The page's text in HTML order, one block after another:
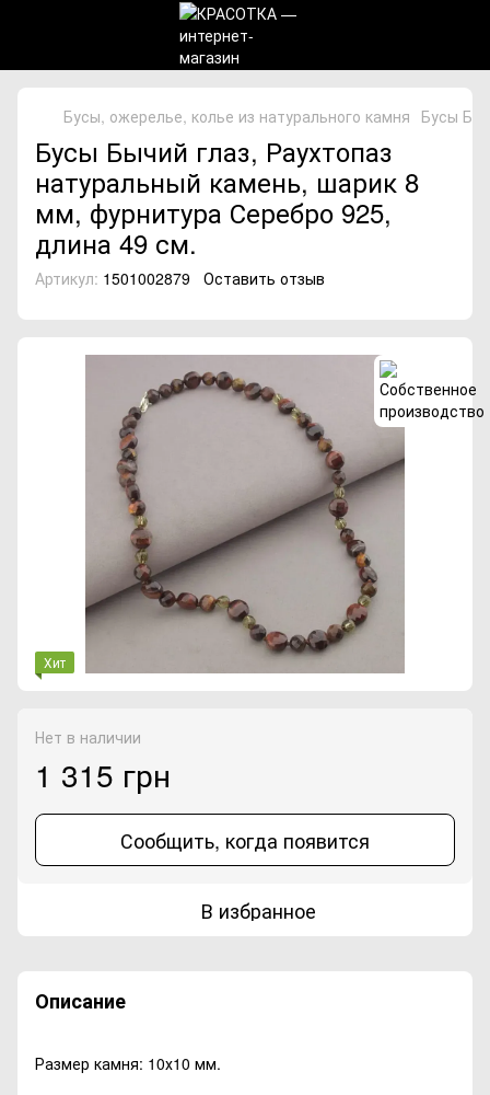
Бусы, ожерелье, колье из натурального камня Бусы
Бусы Бычий глаз, Раухтопаз
натуральный камень, шарик 8
мм, фурнитура Серебро 925,
длина 49 см.
Артикул: 1501002879 Оставить отзыв
Хит
Нет в наличии
1 315 грн
Сообщить, когда появится
В избранное
Описание
Размер камня: 10х10 мм.